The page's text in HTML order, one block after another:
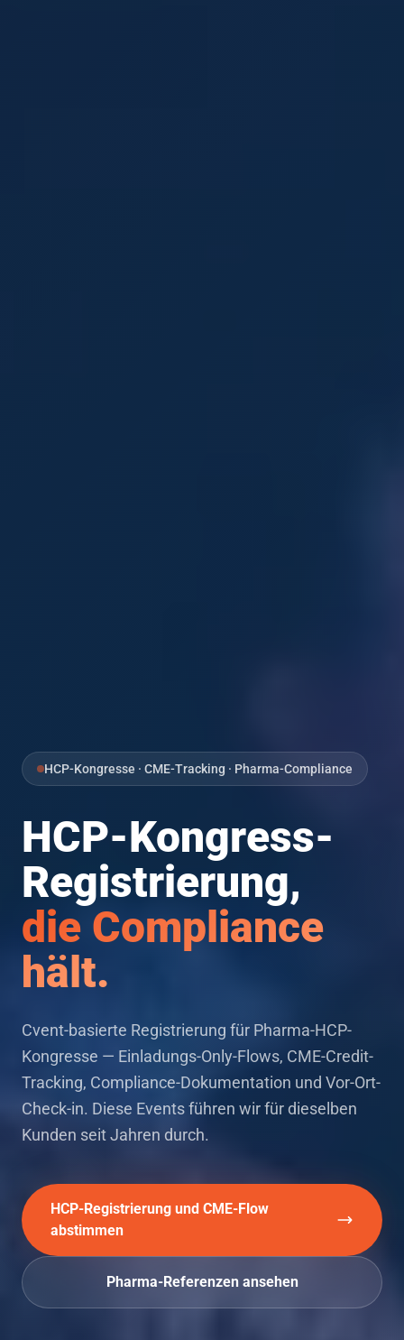
HCP-Kongresse · CME-Tracking · Pharma-Compliance
HCP-Kongress-
Registrierung,
die Compliance
hält.
Cvent-basierte Registrierung für Pharma-HCP-
Kongresse — Einladungs-Only-Flows, CME-Credit-
Tracking, Compliance-Dokumentation und Vor-Ort-
Check-in. Diese Events führen wir für dieselben
Kunden seit Jahren durch.
HCP-Registrierung und CME-Flow
abstimmen
Pharma-Referenzen ansehen
Kernleistungen